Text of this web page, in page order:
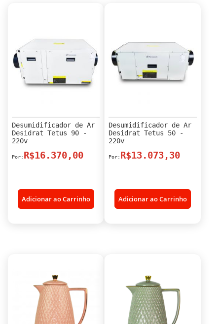
Desumidificador de Ar
Desidrat Tetus 90 -
220v
R$16.370,00
Adicionar ao Carrinho
Desumidificador de Ar
Desidrat Tetus 50 -
220v
R$13.073,30
Adicionar ao Carrinho